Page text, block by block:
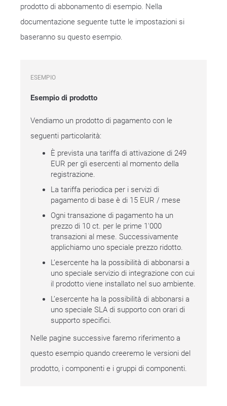
prodotto di abbonamento di esempio. Nella
documentazione seguente tutte le impostazioni si
baseranno su questo esempio.
ESEMPIO
Esempio di prodotto
Vendiamo un prodotto di pagamento con le
seguenti particolarità:
È prevista una tariffa di attivazione di 249
EUR per gli esercenti al momento della
registrazione.
La tariffa periodica per i servizi di
pagamento di base è di 15 EUR / mese
Ogni transazione di pagamento ha un
prezzo di 10 ct. per le prime 1'000
transazioni al mese. Successivamente
applichiamo uno speciale prezzo ridotto.
L’esercente ha la possibilità di abbonarsi a
uno speciale servizio di integrazione con cui
il prodotto viene installato nel suo ambiente.
L’esercente ha la possibilità di abbonarsi a
uno speciale SLA di supporto con orari di
supporto specifici.
Nelle pagine successive faremo riferimento a
questo esempio quando creeremo le versioni del
prodotto, i componenti e i gruppi di componenti.